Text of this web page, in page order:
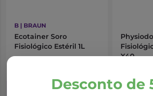
Desconto de
B | BRAUN
Ecotainer Soro
Fisiológico Estéril 1L
Adicionar ao Carrinho
X40